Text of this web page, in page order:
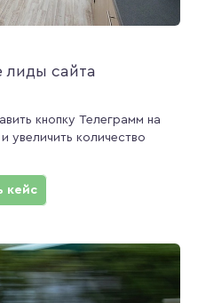
лиды сайта
кнопку Телеграмм на
увеличить количество
кейс